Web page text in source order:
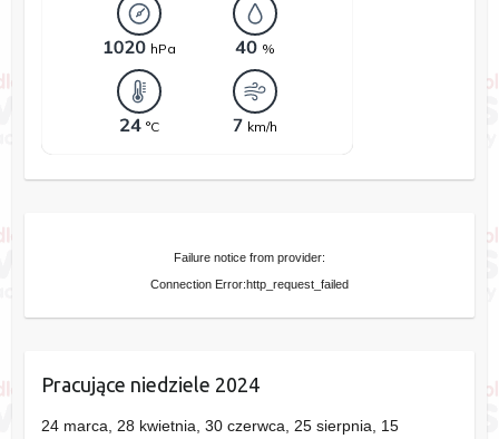
Failure notice from provider:
Connection Error:http_request_failed
Pracujące niedziele 2024
24 marca, 28 kwietnia, 30 czerwca, 25 sierpnia, 15